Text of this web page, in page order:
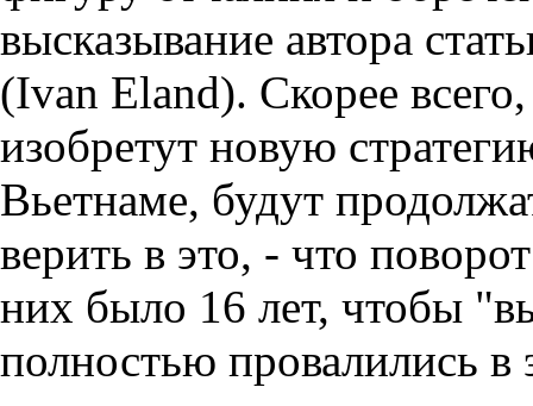
высказывание автора
(Ivan Eland). Скорее
изобретут новую
Вьетнаме, будут
верить в это, - что
них было 16 лет, чтобы
полностью провалились в